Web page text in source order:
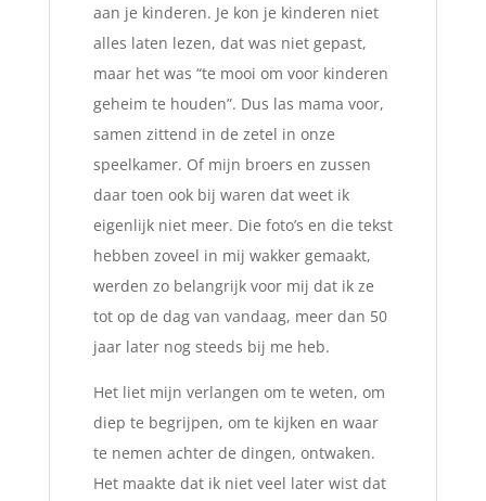
aan je kinderen. Je kon je kinderen niet
alles laten lezen, dat was niet gepast,
maar het was “te mooi om voor kinderen
geheim te houden”. Dus las mama voor,
samen zittend in de zetel in onze
speelkamer. Of mijn broers en zussen
daar toen ook bij waren dat weet ik
eigenlijk niet meer. Die foto’s en die tekst
hebben zoveel in mij wakker gemaakt,
werden zo belangrijk voor mij dat ik ze
tot op de dag van vandaag, meer dan 50
jaar later nog steeds bij me heb.
Het liet mijn verlangen om te weten, om
diep te begrijpen, om te kijken en waar
te nemen achter de dingen, ontwaken.
Het maakte dat ik niet veel later wist dat